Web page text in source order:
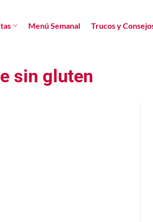
Menú Semanal Trucos y
sin gluten